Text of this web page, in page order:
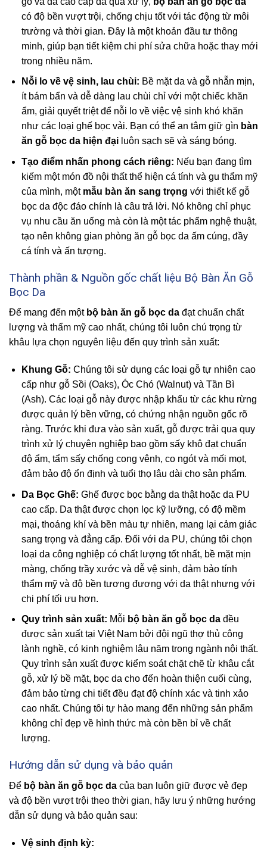
có độ bền vượt trội, chống chịu tốt với tác động từ môi
trường và thời gian. Đây là một khoản đầu tư thông
minh, giúp bạn tiết kiệm chi phí sửa chữa hoặc thay mới
trong nhiều năm.
Nỗi lo về vệ sinh, lau chùi: Bề mặt da và gỗ nhẵn mịn,
ít bám bẩn và dễ dàng lau chùi chỉ với một chiếc khăn
ẩm, giải quyết triệt để nỗi lo về việc vệ sinh khó khăn
như các loại ghế bọc vải. Bạn có thể an tâm giữ gìn bàn
ăn gỗ bọc da hiện đạiluôn sạch sẽ và sáng bóng.
Tạo điểm nhấn phong cách riêng: Nếu bạn đang tìm
kiếm một món đồ nội thất thể hiện cá tính và gu thẩm mỹ
của mình, một mẫu bàn ăn sang trọng với thiết kế gỗ
bọc da độc đáo chính là câu trả lời. Nó không chỉ phục
vụ nhu cầu ăn uống mà còn là một tác phẩm nghệ thuật,
tạo nên không gian phòng ăn gỗ bọc da ấm cúng, đầy
cá tính và ấn tượng.
Thành phần & Nguồn gốc chất liệu Bộ Bàn Ăn Gỗ
Bọc Da
Để mang đến một bộ bàn ăn gỗ bọc da đạt chuẩn chất
lượng và thẩm mỹ cao nhất, chúng tôi luôn chú trọng từ
khâu lựa chọn nguyên liệu đến quy trình sản xuất:
Khung Gỗ: Chúng tôi sử dụng các loại gỗ tự nhiên cao
cấp như gỗ Sồi (Oaks), Óc Chó (Walnut) và Tần Bì
(Ash). Các loại gỗ này được nhập khẩu từ các khu rừng
được quản lý bền vững, có chứng nhận nguồn gốc rõ
ràng. Trước khi đưa vào sản xuất, gỗ được trải qua quy
trình xử lý chuyên nghiệp bao gồm sấy khô đạt chuẩn
độ ẩm, tẩm sấy chống cong vênh, co ngót và mối mọt,
đảm bảo độ ổn định và tuổi thọ lâu dài cho sản phẩm.
Da Bọc Ghế: Ghế được bọc bằng da thật hoặc da PU
cao cấp. Da thật được chọn lọc kỹ lưỡng, có độ mềm
mại, thoáng khí và bền màu tự nhiên, mang lại cảm giác
sang trọng và đẳng cấp. Đối với da PU, chúng tôi chọn
loại da công nghiệp có chất lượng tốt nhất, bề mặt mịn
màng, chống trầy xước và dễ vệ sinh, đảm bảo tính
thẩm mỹ và độ bền tương đương với da thật nhưng với
chi phí tối ưu hơn.
Quy trình sản xuất: Mỗi bộ bàn ăn gỗ bọc dađều
được sản xuất tại Việt Nam bởi đội ngũ thợ thủ công
lành nghề, có kinh nghiệm lâu năm trong ngành nội thất.
Quy trình sản xuất được kiểm soát chặt chẽ từ khâu cắt
gỗ, xử lý bề mặt, bọc da cho đến hoàn thiện cuối cùng,
đảm bảo từng chi tiết đều đạt độ chính xác và tinh xảo
cao nhất. Chúng tôi tự hào mang đến những sản phẩm
không chỉ đẹp về hình thức mà còn bền bỉ về chất
lượng.
Hướng dẫn sử dụng và bảo quản
Để bộ bàn ăn gỗ bọc da của bạn luôn giữ được vẻ đẹp
và độ bền vượt trội theo thời gian, hãy lưu ý những hướng
dẫn sử dụng và bảo quản sau:
Vệ sinh định kỳ: